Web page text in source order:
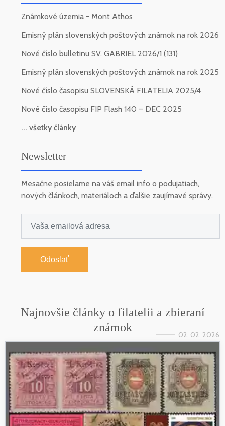
Známkové územia - Mont Athos
Emisný plán slovenských poštových známok na rok 2026
Nové číslo bulletinu SV. GABRIEL 2026/1 (131)
Emisný plán slovenských poštových známok na rok 2025
Nové číslo časopisu SLOVENSKÁ FILATELIA 2025/4
Nové číslo časopisu FIP Flash 140 – DEC 2025
... všetky články
Newsletter
Mesačne posielame na váš email info o podujatiach,
nových článkoch, materiáloch a ďalšie zaujímavé správy.
Odoslať
Najnovšie články o filatelii a zbieraní
známok
02. 02. 2026